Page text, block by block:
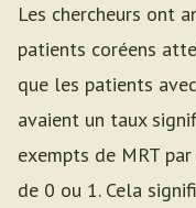
Les chercheurs ont
patients coréens
que les patients
avaient un taux
exempts de MRT
de 0 ou 1. Cela